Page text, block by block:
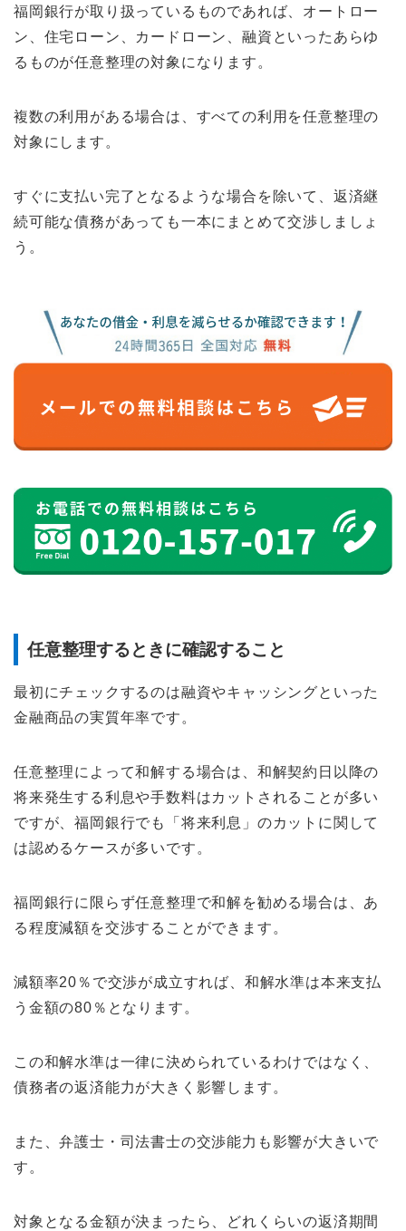
福岡銀行が取り扱っているものであれば、オートロー
ン、住宅ローン、カードローン、融資といったあらゆ
るものが任意整理の対象になります。
複数の利用がある場合は、すべての利用を任意整理の
対象にします。
すぐに支払い完了となるような場合を除いて、返済継
続可能な債務があっても一本にまとめて交渉しましょ
う。
任意整理するときに確認すること
最初にチェックするのは融資やキャッシングといった
金融商品の実質年率です。
任意整理によって和解する場合は、和解契約日以降の
将来発生する利息や手数料はカットされることが多い
ですが、福岡銀行でも「将来利息」のカットに関して
は認めるケースが多いです。
福岡銀行に限らず任意整理で和解を勧める場合は、あ
る程度減額を交渉することができます。
減額率20％で交渉が成立すれば、和解水準は本来支払
う金額の80％となります。
この和解水準は一律に決められているわけではなく、
債務者の返済能力が大きく影響します。
また、弁護士・司法書士の交渉能力も影響が大きいで
す。
対象となる金額が決まったら、どれくらいの返済期間